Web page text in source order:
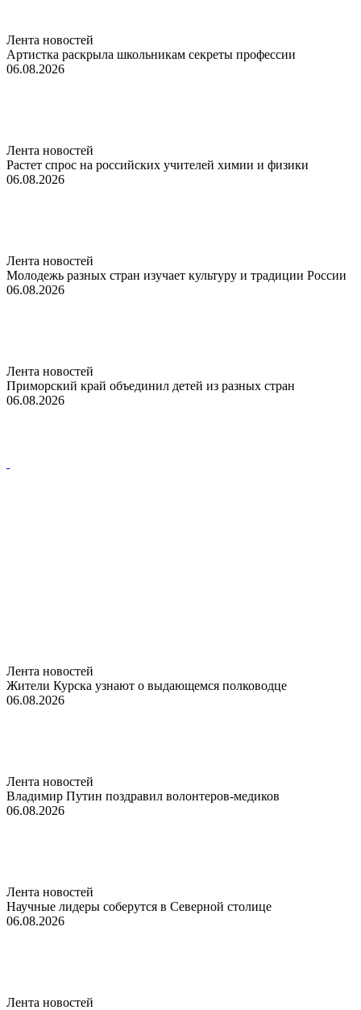
Лента новостей
Артистка раскрыла школьникам секреты профессии
06.08.2026
Лента новостей
Растет спрос на российских учителей химии и физики
06.08.2026
Лента новостей
Молодежь разных стран изучает культуру и традиции России
06.08.2026
Лента новостей
Приморский край объединил детей из разных стран
06.08.2026
Лента новостей
Жители Курска узнают о выдающемся полководце
06.08.2026
Лента новостей
Владимир Путин поздравил волонтеров-медиков
06.08.2026
Лента новостей
Научные лидеры соберутся в Северной столице
06.08.2026
Лента новостей